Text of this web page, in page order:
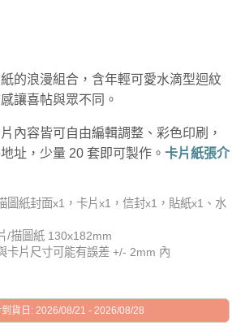
的浪漫組合，含年輕可愛水滴型迴紋
讓喜帖與眾不同。
內容皆可自由編輯調整、彩色印刷，
址，少量 20 套即可製作。 卡片紙張介
圖紙封面x1，卡片x1，信封x1，貼紙x1、水
/描圖紙 130x182mm
卡片尺寸可能有誤差 +/- 2mm 內
貨日: 2026/08/21 - 2026/08/28